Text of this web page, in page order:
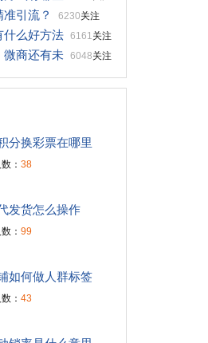
引流？ 6230关注
什么好方法 6161关注
微商还有未 6048关注
分换彩票在哪里
： 38
发货怎么操作
： 99
如何做人群标签
： 43